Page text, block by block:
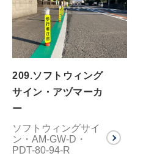
209.ソフトウィング
サイン・アヅマーカ
ー
ソフトウィングサイ
ン・AM-GW-D・
PDT-80-94-R